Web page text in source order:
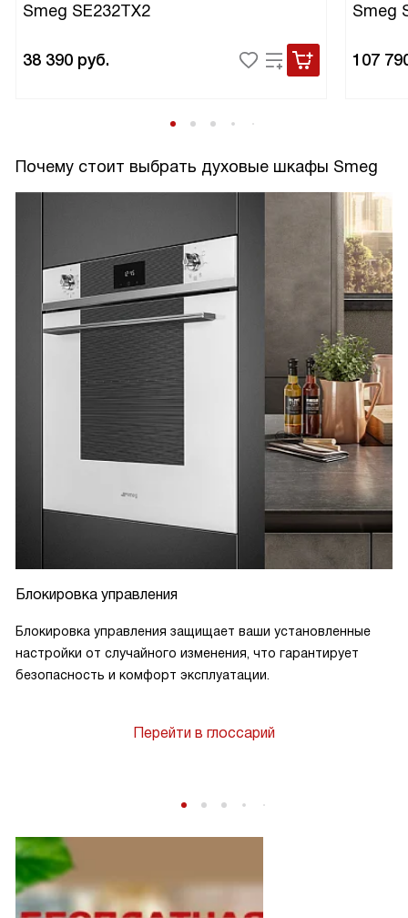
Smeg SE232TX2
38 390 руб.
Smeg
107
Почему стоит выбрать духовые шкафы Smeg
Блокировка управления
Блокировка управления защищает ваши установленные
настройки от случайного изменения, что гарантирует
безопасность и комфорт эксплуатации.
Перейти в глоссарий